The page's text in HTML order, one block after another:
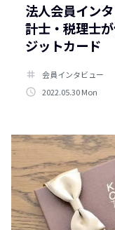
法人会員イン
計士・税理士
ジットカード
tag
会員インタビュー
access_time 2022.05.30 Mon